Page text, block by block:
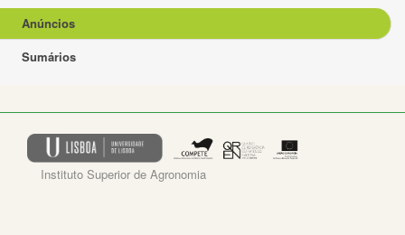
Anúncios
Sumários
Instituto Superior de Agronomia